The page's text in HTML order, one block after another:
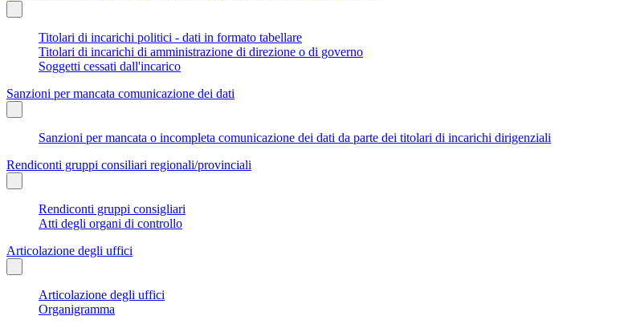
Titolari di incarichi politici - dati in formato tabellare
Titolari di incarichi di amministrazione di direzione o di governo
Soggetti cessati dall'incarico
Sanzioni per mancata comunicazione dei dati
Sanzioni per mancata o incompleta comunicazione dei dati da parte dei titolari di incarichi dirigenziali
Rendiconti gruppi consiliari regionali/provinciali
Rendiconti gruppi consigliari
Atti degli organi di controllo
Articolazione degli uffici
Articolazione degli uffici
Organigramma